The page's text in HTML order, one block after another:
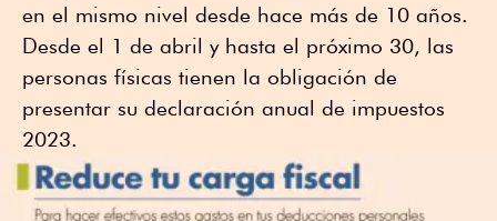
en el mismo nivel desde hace más de 10 años.
Desde el 1 de abril y hasta el próximo 30, las
personas físicas tienen la obligación de
presentar su declaración anual de impuestos
2023.